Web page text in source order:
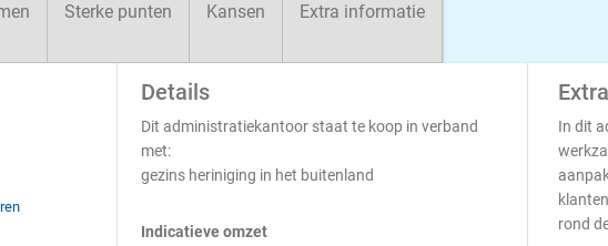
Sterke punten Kansen Extra informatie
Details
Dit administratiekantoor staat te koop in verband
met:
gezins heriniging in het buitenland
Indicatieve omzet
In dit
rond